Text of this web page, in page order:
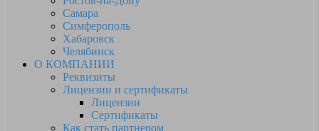
Самара
Симферополь
Хабаровск
Челябинск
О КОМПАНИИ
Реквизиты
Лицензии и сертификаты
Лицензии
Сертификаты
Как стать партнером